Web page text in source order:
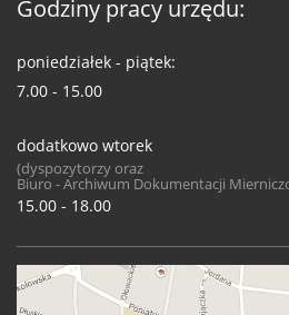
Godziny pracy urzędu:
poniedziałek - piątek:
7.00 - 15.00
dodatkowo wtorek
(dyspozytorzy oraz
Biuro - Archiwum Dokumentacji
15.00 - 18.00